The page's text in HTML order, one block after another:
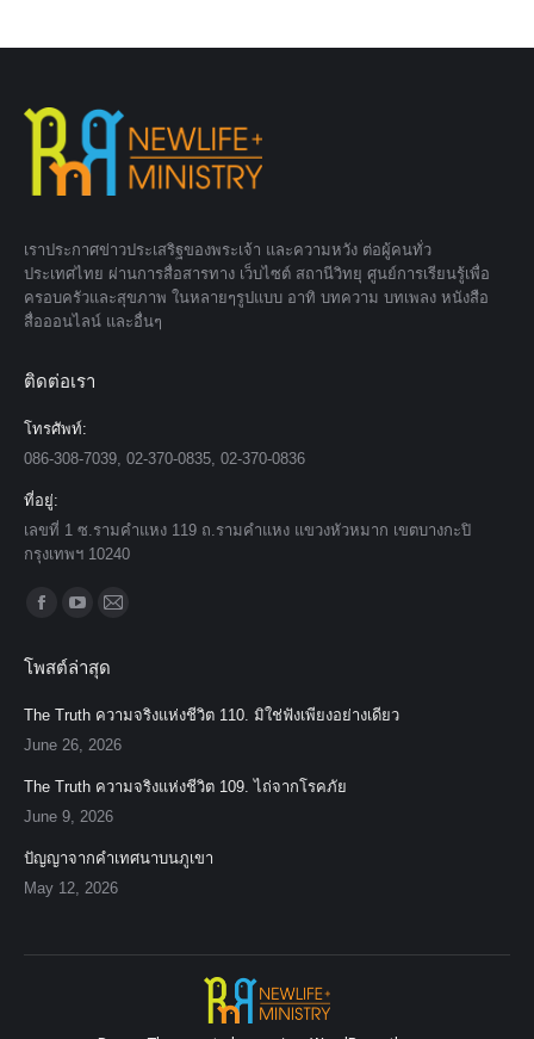
เราประกาศข่าวประเสริฐของพระเจ้า และความหวัง ต่อผู้คนทั่ว
ประเทศไทย ผ่านการสื่อสารทาง เว็บไซต์ สถานีวิทยุ ศูนย์การเรียนรู้เพื่อ
ครอบครัวและสุขภาพ ในหลายๆรูปแบบ อาทิ บทความ บทเพลง หนังสือ
สื่อออนไลน์ และอื่นๆ
ติดต่อเรา
โทรศัพท์:
086-308-7039, 02-370-0835, 02-370-0836
ที่อยู่:
เลขที่ 1 ซ.รามคำแหง 119 ถ.รามคำแหง แขวงหัวหมาก เขตบางกะปิ
กรุงเทพฯ 10240
Find us on:
opens
in
new
opens
in
new
in
new
โพสต์ล่าสุด
The Truth ความจริงแห่งชีวิต 110. มิใช่ฟังเพียงอย่างเดียว
June 26, 2026
The Truth ความจริงแห่งชีวิต 109. ไถ่จากโรคภัย
June 9, 2026
ปัญญาจากคำเทศนาบนภูเขา
May 12, 2026